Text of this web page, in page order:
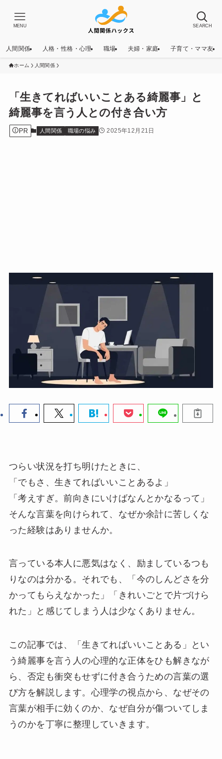
SEARCH
MENU
人間関係 人格・性格・心理 職場 夫婦・家庭 子育て・ママ友
ホーム 人間関係
「生きてればいいことある綺麗事」と
綺麗事を言う人との付き合い方
PR 人間関係 職場の悩み 2025年12月21日
つらい状況を打ち明けたときに、
「でもさ、生きてればいいことあるよ」
「考えすぎ。前向きにいけばなんとかなるって」
そんな言葉を向けられて、なぜか余計に苦しくな
った経験はありませんか。
言っている本人に悪気はなく、励ましているつも
りなのは分かる。それでも、「今のしんどさを分
かってもらえなかった」「きれいごとで片づけら
れた」と感じてしまう人は少なくありません。
この記事では、「生きてればいいことある」とい
う綺麗事を言う人の心理的な正体をひも解きなが
ら、否定も衝突もせずに付き合うための言葉の選
び方を解説します。心理学の視点から、なぜその
言葉が相手に効くのか、なぜ自分が傷ついてしま
うのかを丁寧に整理していきます。